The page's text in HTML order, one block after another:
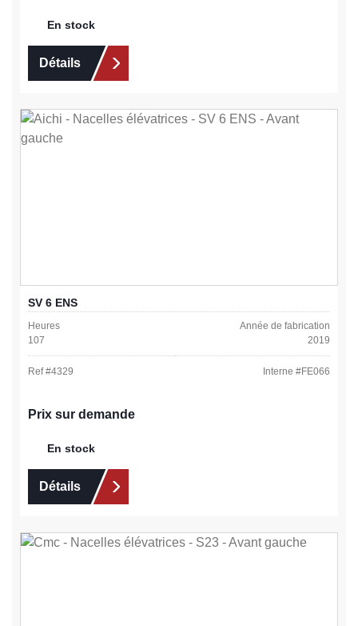
En stock
Détails
SV 6 ENS
Heures
107
Année de fabrication
2019
Ref #4329 Interne #FE066
Prix sur demande
En stock
Détails